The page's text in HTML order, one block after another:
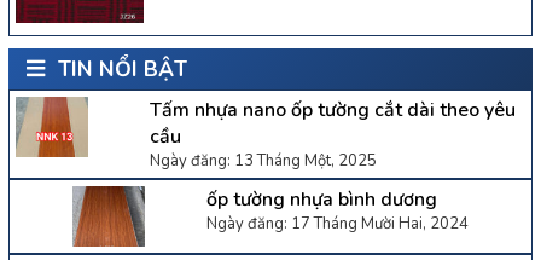
TIN NỔI BẬT
Tấm nhựa nano ốp tường cắt dài theo yêu
cầu
Ngày đăng: 13 Tháng Một, 2025
ốp tường nhựa bình dương
Ngày đăng: 17 Tháng Mười Hai, 2024